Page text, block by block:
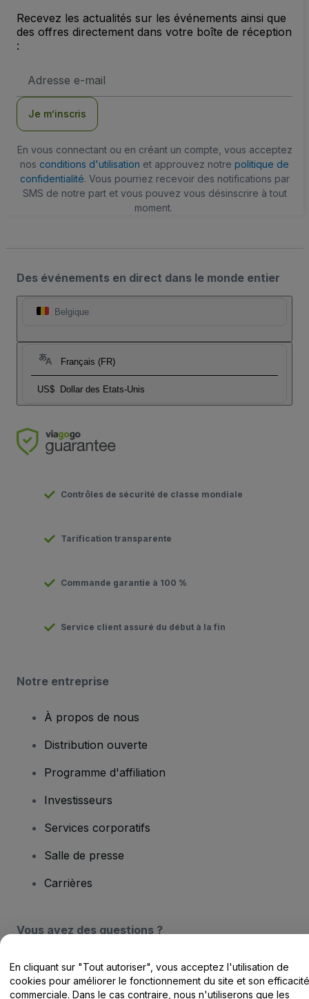
Recevez les actualités sur les événements ainsi que
des offres directement dans votre boîte de réception
:
e-
Je m’inscris
En vous connectant ou en créant un compte, vous acceptez
nos conditions d'utilisation et approuvez notre politique de
confidentialité. Vous pourriez recevoir des notifications par
SMS de notre part et vous pouvez vous désinscrire à tout
moment.
Des événements en direct dans le monde entier
Belgique
Français (FR)
US$ Dollar des Etats-Unis
Contrôles de sécurité de classe mondiale
Tarification transparente
Commande garantie à 100 %
Service client assuré du début à la fin
Notre entreprise
À propos de nous
Distribution ouverte
Programme d'affiliation
Investisseurs
Services corporatifs
Salle de presse
Carrières
Vous avez des questions ?
Centre d'assistance / Nous contacter
En cliquant sur "Tout autoriser", vous acceptez l'utilisation de
cookies pour améliorer le fonctionnement du site et son efficacité
commerciale. Dans le cas contraire, nous n'utiliserons que les